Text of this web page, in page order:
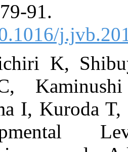
80(3):579-91.
[DOI:10.1016/
29. Shichiri
Sato C,
Mashima I,